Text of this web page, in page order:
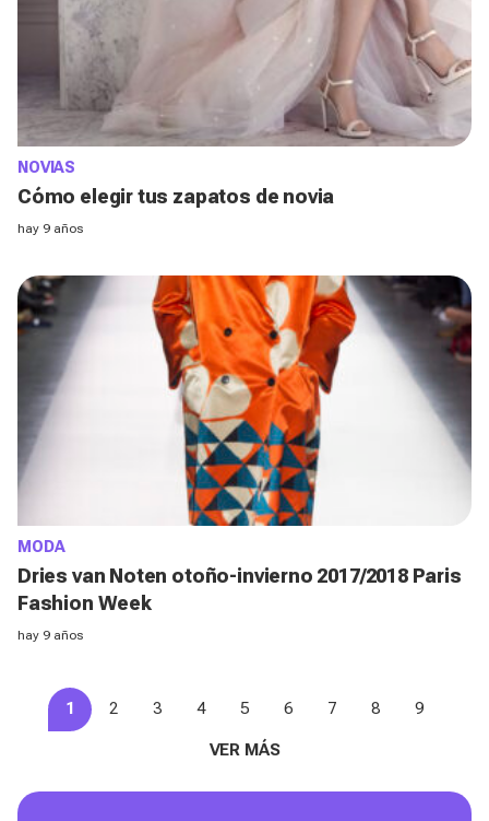
NOVIAS
Cómo elegir tus zapatos de novia
hay 9 años
MODA
Dries van Noten otoño-invierno 2017/2018 Paris
Fashion Week
hay 9 años
1 2 3 4 5 6 7 8 9
VER MÁS